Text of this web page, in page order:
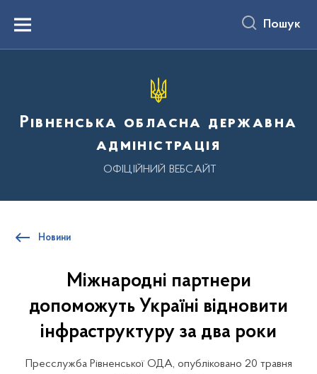
вмістуMenu Пошук
Рівненська обласна державна
адміністрація
ОФІЦІЙНИЙ ВЕБСАЙТ
Новини
Міжнародні партнери
допоможуть Україні відновити
інфраструктуру за два роки
Пресслужба Рівненської ОДА, опубліковано 20 травня